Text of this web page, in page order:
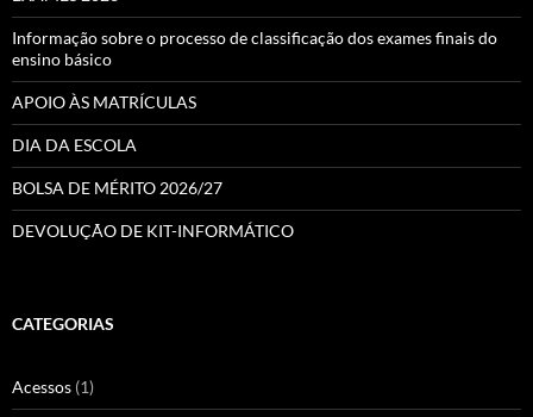
Informação sobre o processo de classificação dos exames finais do
ensino básico
APOIO ÀS MATRÍCULAS
DIA DA ESCOLA
BOLSA DE MÉRITO 2026/27
DEVOLUÇÃO DE KIT-INFORMÁTICO
CATEGORIAS
Acessos (1)